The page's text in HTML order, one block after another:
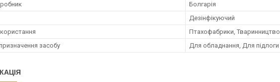
Болгарія
Дезінфікуючий
Птахофабрики, Тваринництво
засобу
Для обладнання, Для підлоги